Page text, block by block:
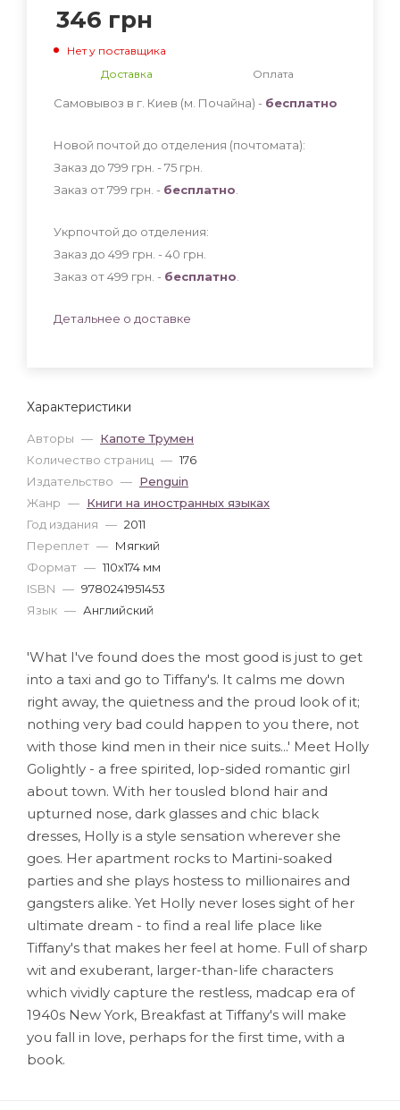
Характеристики
Авторы — Капоте Трумен
Количество страниц — 176
Издательство — Penguin
Жанр — Книги на иностранных языках
Год издания — 2011
Переплет — Мягкий
Формат — 110x174 мм
ISBN — 9780241951453
Язык — Английский
346 грн
Нет у поставщика
Доставка
Оплата
Самовывоз в г. Киев (м. Почайна) - бесплатно
Новой почтой до отделения (почтомата):
Заказ до 799 грн. - 75 грн
Заказ от 799 грн. - бесплатно
Укрпочтой до отделения:
Заказ до 499 грн. - 40 грн
Заказ от 499 грн. - бесплатно
Детальнее о доставке
'What I've found does the most good is just to get
into a taxi and go to Tiffany's. It calms me down
right away, the quietness and the proud look of it;
nothing very bad could happen to you there, not
with those kind men in their nice suits...' Meet Holly
Golightly - a free spirited, lop-sided romantic girl
about town. With her tousled blond hair and
upturned nose, dark glasses and chic black
dresses, Holly is a style sensation wherever she
goes. Her apartment rocks to Martini-soaked
parties and she plays hostess to millionaires and
gangsters alike. Yet Holly never loses sight of her
ultimate dream - to find a real life place like
Tiffany's that makes her feel at home. Full of sharp
wit and exuberant, larger-than-life characters
which vividly capture the restless, madcap era of
1940s New York, Breakfast at Tiffany's will make
you fall in love, perhaps for the first time, with a
book.